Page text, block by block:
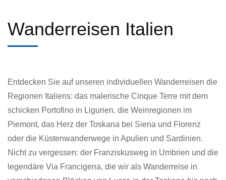
Wanderreisen Italien
Entdecken Sie auf unseren individuellen Wanderreisen die
Regionen Italiens: das malerische Cinque Terre mit dem
schicken Portofino in Ligurien, die Weinregionen im
Piemont, das Herz der Toskana bei Siena und Florenz
oder die Küstenwanderwege in Apulien und Sardinien.
Nicht zu vergessen: der Franziskusweg in Umbrien und die
legendäre Via Francigena, die wir als Wanderreise in